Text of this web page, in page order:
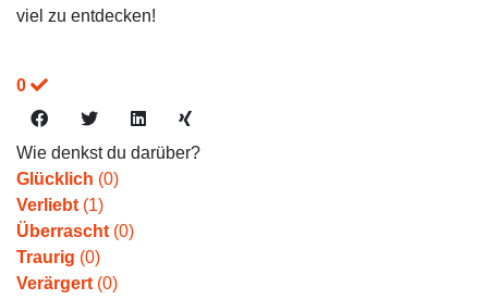
viel zu entdecken!
0
Wie denkst du darüber?
Glücklich (0)
Verliebt (1)
Überrascht (0)
Traurig (0)
Verärgert (0)